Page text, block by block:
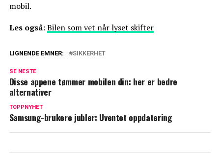
mobil.
Les også:Bilen som vet når lyset skifter
LIGNENDE EMNER: SIKKERHET
SE NESTE
Disse appene tømmer mobilen din: her er bedre
alternativer
TOPPNYHET
Samsung-brukere jubler: Uventet oppdatering